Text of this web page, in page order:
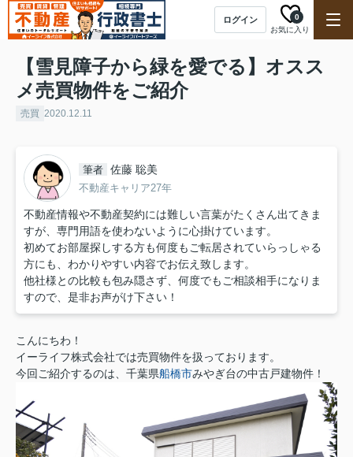
ログイン
お気に入り
0
【雪見障子から緑を愛でる】オスス
メ売買物件をご紹介
売買 2020.12.11
筆者 佐藤 聡美
不動産キャリア27年
不動産情報や不動産契約には難しい言葉がたくさん出てきま
すが、専門用語を使わないように心掛けています。
初めてお部屋探しする方も何度もご転居されていらっしゃる
方にも、わかりやすい内容でお伝え致します。
他社様との比較も包み隠さず、何度でもご相談相手になりま
すので、是非お声がけ下さい！
こんにちわ！
イーライフ株式会社では売買物件を扱っております。
今回ご紹介するのは、千葉県船橋市みやぎ台の中古戸建物件！